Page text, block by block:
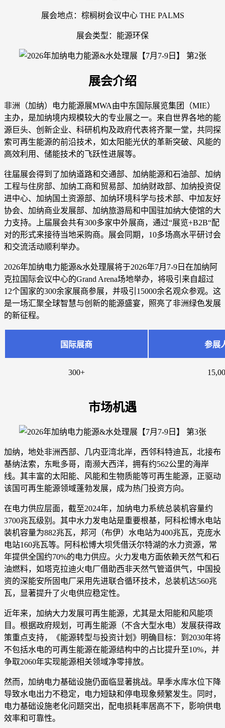
展会地点：棕榈树会议中心 THE PALMS
展会类型：能源环保
展会介绍
非洲（加纳）电力能源展MWA由中东国际展览集团（MIE）
主办，是加纳境内规模较大的专业展之一。来自世界各地的能
源巨头、创新企业、科研机构及政府代表将齐聚一堂，共同探
索可再生能源的前沿技术，如太阳能光伏的革新突破、风能的
高效利用、储能技术的飞跃性进展等。
往届展会得到了加纳道路和交通部、加纳能源和石油部、加纳
工程与住房部、加纳工商和贸易部、加纳财政部、加纳投资促
进中心、加纳国土资源部、加纳环境科学与技术部、中加友好
协会、加纳商业发展部、加纳旅游局和中国驻加纳大使馆的大
力支持。上届展会共有300多家中外展商，通过“展览+B2B“配
对的形式来接待当地采购商。展会同期，10多场高水平研讨会
和交流活动顺利举办。
2026年加纳电力能源&水处理展将于2026年7月7-9日在加纳阿
克拉国际会议中心的Grand Arena场地举办，将吸引来自超过
12个国家的300余家展商参展，并吸引15000余名观众参观。这
是一场汇聚全球智慧与创新的能源盛宴，照亮了非洲绿色发展
的新征程。
国际展商 参展
300+
市场机遇
加纳，地处非洲西部、几内亚湾北岸，西邻科特迪瓦，北接布
基纳法索，东毗多哥，南濒大西洋，拥有约562公里的海岸
线。其丰富的太阳能、风能和生物质能等可再生能源，正驱动
该国可再生能源领域蓬勃发展，成为热门投资方向。
在电力供应层面，截至2024年，加纳电力系统总装机容量约
3700兆瓦级别。其中水力发电站是重要根基，阿科松博水电站
装机容量为882兆瓦，邦河（布伊）水电站为400兆瓦，克庞水
电站160兆瓦等。阿科松博大坝凭借沃尔特湖的水力资源，常
年提供全国约70%的电力供应。火力发电方面依赖天然气和石
油燃料，如塔克拉迪火电厂借助西非天然气管道供气，中国投
资的深能安所固电厂采用先进联合循环技术，总装机达560兆
瓦，显著提升了火电供应稳定性。
近年来，加纳大力发展可再生能源，尤其是太阳能和风能项
目。根据政府规划，可再生能源（不含大型水电）发展获得政
策重点支持，《能源转型与投资计划》明确目标：到2030年将
不包括水电的可再生能源在能源结构中的占比提升至10%，并
争取2060年实现能源相关领域净零排放。
然而，加纳电力基础设施仍面临显著挑战。旱季水库水位下降
导致水电出力不稳定，电力短缺和停电现象频繁发生。同时，
电力基础设施老化问题突出，配电损耗率居高不下，影响供电
效率和可靠性。